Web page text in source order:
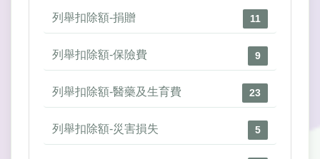
列舉扣除額-捐贈 11
列舉扣除額-保險費 9
列舉扣除額-醫藥及生育費 23
列舉扣除額-災害損失 5